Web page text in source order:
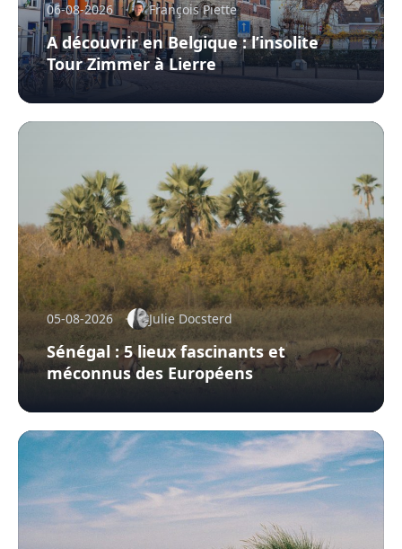
06-08-2026 François Piette
A découvrir en Belgique : l’insolite
Tour Zimmer à Lierre
05-08-2026 Julie Docsterd
Sénégal : 5 lieux fascinants et
méconnus des Européens